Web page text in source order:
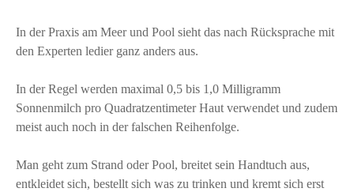
In der Praxis am Meer und Pool sieht das nach Rücksprache mit
den Experten ledier ganz anders aus.
In der Regel werden maximal 0,5 bis 1,0 Milligramm
Sonnenmilch pro Quadratzentimeter Haut verwendet und zudem
meist auch noch in der falschen Reihenfolge.
Man geht zum Strand oder Pool, breitet sein Handtuch aus,
entkleidet sich, bestellt sich was zu trinken und kremt sich erst